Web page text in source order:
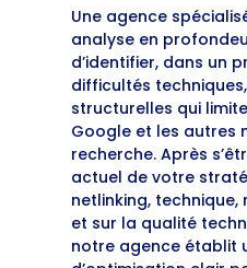
Une agence
analyse en
d’identifier, dans un
difficultés
structurelles qui
Google et les autres
recherche. Après
actuel de votre
netlinking,
et sur la qualité
notre agence établit